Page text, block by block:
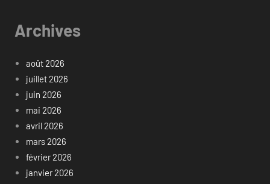
Archives
août 2026
juillet 2026
juin 2026
mai 2026
avril 2026
mars 2026
février 2026
janvier 2026